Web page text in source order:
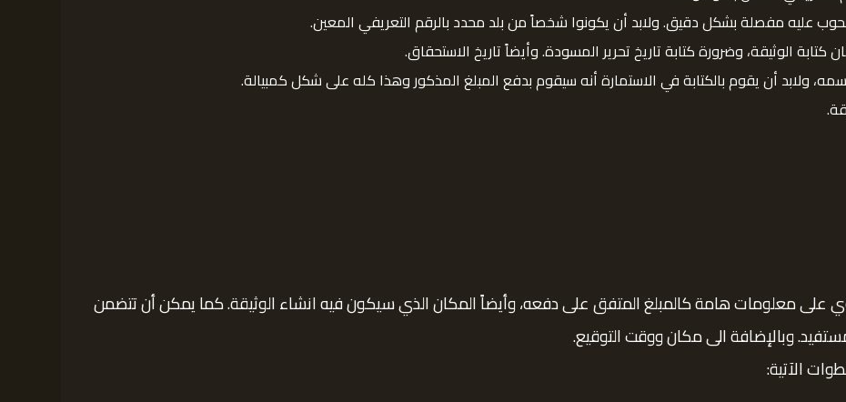
عليه مفصلة بشكل دقيق. ولابد أن يكونوا شخصاً من بلد محدد بالرقم التعريفي المعين.
كتابة الوثيقة، وضرورة كتابة تاريخ تحرير المسودة. وأيضاً تاريخ الاستحقاق.
ولابد أن يقوم بالكتابة في الاستمارة أنه سيقوم بدفع المبلغ المذكور وهذا كله على شكل كمبيالة.
على معلومات هامة كالمبلغ المتفق على دفعه، وأيضاً المكان الذي سيكون فيه انشاء الوثيقة. كما يمكن أن تتضمن
وبالإضافة الى مكان ووقت التوقيع.
الآتية: